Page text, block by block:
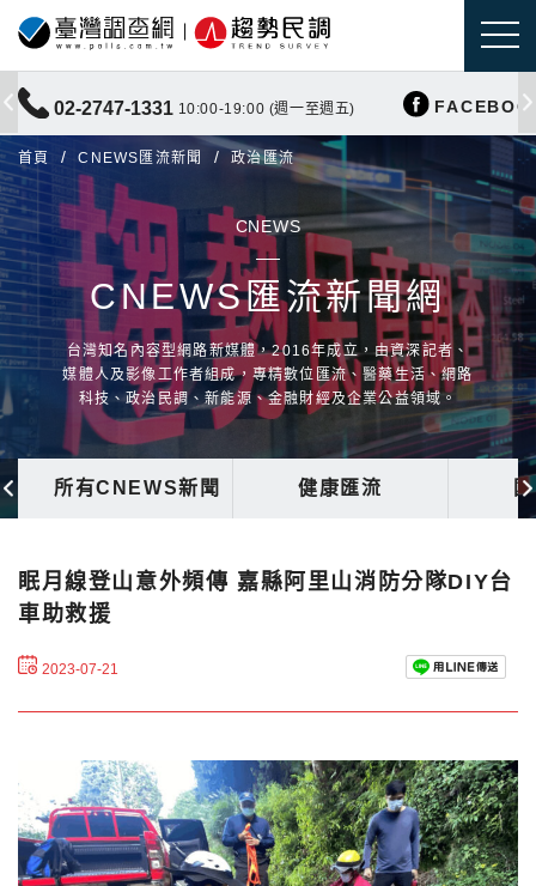
02-2747-1331 10:00-19:00 (週一至週五)
首頁 CNEWS匯流新聞 政治匯流
CNEWS
CNEWS匯流新聞網
台灣知名內容型網路新媒體，2016年成立，由資深記者、
媒體人及影像工作者組成，專精數位匯流、醫藥生活、網路
科技、政治民調、新能源、金融財經及企業公益領域。
所有CNEWS新聞 健康匯流
眠月線登山意外頻傳 嘉縣阿里山消防分隊DIY台
車助救援
2023-07-21